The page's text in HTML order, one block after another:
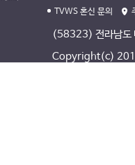
TVWS 혼신 문의
(58323) 전라남도
Copyright(c)